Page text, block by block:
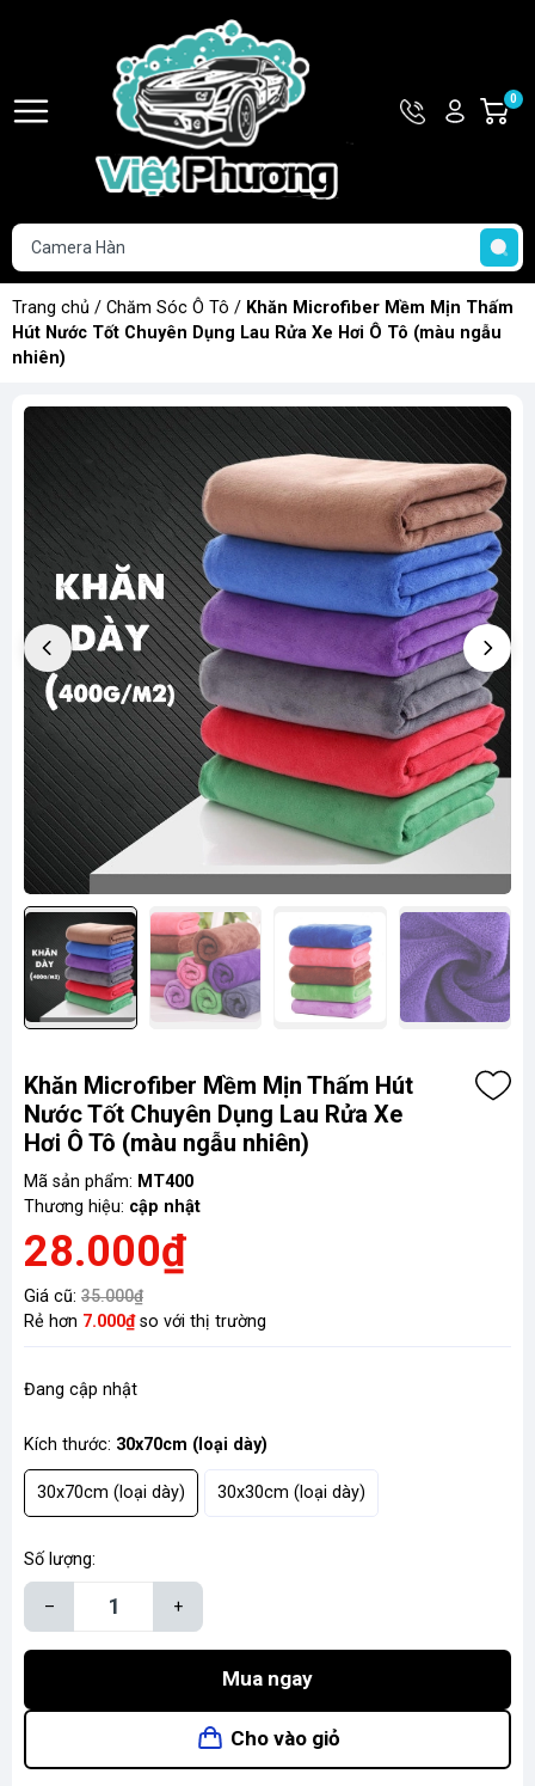
HotlineTài
khoản
0
Trang chủ / Chăm Sóc Ô Tô / Khăn Microfiber Mềm Mịn Thấm
Hút Nước Tốt Chuyên Dụng Lau Rửa Xe Hơi Ô Tô (màu ngẫu
nhiên)
Khăn Microfiber Mềm Mịn Thấm Hút
Nước Tốt Chuyên Dụng Lau Rửa Xe
Hơi Ô Tô (màu ngẫu nhiên)
Mã sản phẩm: MT400
Thương hiệu: cập nhật
28.000₫
Giá cũ: 35.000₫
Rẻ hơn 7.000₫so với thị trường
Đang cập nhật
Kích thước: 30x70cm (loại dày)
30x70cm (loại dày) 30x30cm (loại dày)
Số lượng:
– +
Mua ngay
Cho vào giỏ